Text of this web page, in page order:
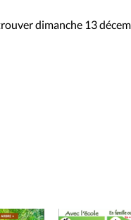
dimanche 13